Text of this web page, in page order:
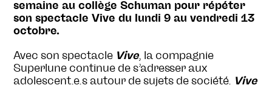
semaine au collège Schuman pour répéter
son spectacle Vive du lundi 9 au vendredi 13
octobre.
Avec son spectacle Vive, la compagnie
Superlune continue de s’adresser aux
adolescent.e.s autour de sujets de société. Vive